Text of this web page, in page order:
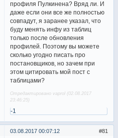
профиля Пулкинена? Вряд ли. И
даже если они все же полностью
совпадут, я заранее указал, что
буду менять инфу из таблиц
только после обновления
профилей. Поэтому вы можете
сколько угодно писать про
постановщиков, но зачем при
этом цитировать мой пост с
таблицами?
Отредактировано vaprol (02.08.2017
23:46:25)
-1
81
03.08.2017 00:07:12